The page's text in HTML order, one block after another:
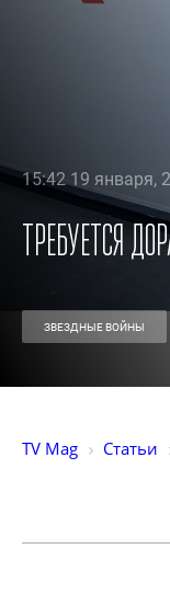
15:42 19 января,
Требуется
ЗВЕЗДНЫЕ ВОЙНЫ
TV Mag Статьи